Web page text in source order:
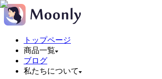
トップページ
商品一覧
ブログ
私たちについて